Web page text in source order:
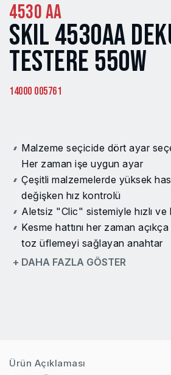
4530 AA
SKIL 4530AA
TESTERE 550W
14000 005761
Malzeme seçicide dört ayar
Her zaman işe uygun ayar
Çeşitli malzemelerde yüksek
değişken hız kontrolü
Aletsiz "Clic" sistemiyle hızlı ve
Kesme hattını her zaman
toz üflemeyi sağlayan anahtar
Hassas eğri kesimler için taban
+ DAHA FAZLA GÖSTER
Ürün Açıklaması